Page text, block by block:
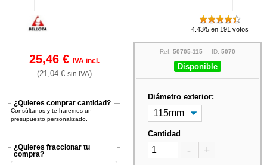
4.43/5 en 191 votos
25,46 € IVA incl.
(21,04 € sin IVA)
¿Quieres comprar cantidad?
Consúltanos y te haremos un
presupuesto personalizado.
¿Quieres fraccionar tu
compra?
Ref: 50705-115 ID: 5070
Disponible
Diámetro exterior:
Cantidad
- +